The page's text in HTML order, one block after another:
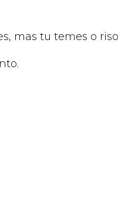
mas tu temes o